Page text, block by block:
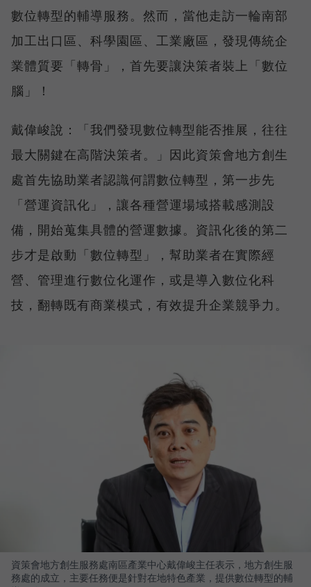
數位轉型的輔導服務。然而，當他走訪一輪南部
加工出口區、科學園區、工業廠區，發現傳統企
業體質要「轉骨」，首先要讓決策者裝上「數位
腦」！
戴偉峻說：「我們發現數位轉型能否推展，往往
最大關鍵在高階決策者。」因此資策會地方創生
處首先協助業者認識何謂數位轉型，第一步先
「營運資訊化」，讓各種營運場域搭載感測設
備，開始蒐集具體的營運數據。資訊化後的第二
步才是啟動「數位轉型」，幫助業者在實際經
營、管理進行數位化運作，或是導入數位化科
技，翻轉既有商業模式，有效提升企業競爭力。
資策會地方創生服務處南區產業中心戴偉峻主任表示，地方創生服
務處的成立，主要任務便是針對在地特色產業，提供數位轉型的輔